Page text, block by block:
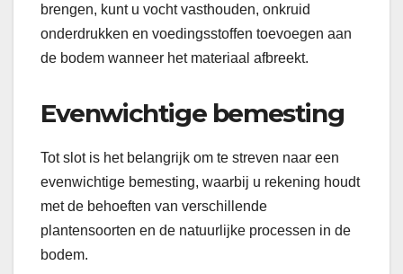
brengen, kunt u vocht vasthouden, onkruid
onderdrukken en voedingsstoffen toevoegen aan
de bodem wanneer het materiaal afbreekt.
Evenwichtige bemesting
Tot slot is het belangrijk om te streven naar een
evenwichtige bemesting, waarbij u rekening houdt
met de behoeften van verschillende
plantensoorten en de natuurlijke processen in de
bodem.